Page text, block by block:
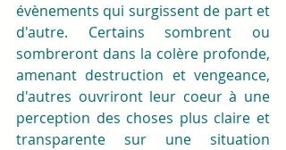
évènements qui surgissent de part et
d'autre. Certains sombrent ou
sombreront dans la colère profonde,
amenant destruction et vengeance,
d'autres ouvriront leur coeur à une
perception des choses plus claire et
transparente sur une situation